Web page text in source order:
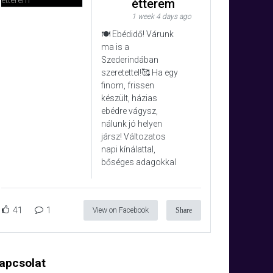
étterem
1 week 4 days ago
🍽️ Ebédidő! Várunk
ma is a
Szederindában
szeretettel!🥰 Ha egy
finom, frissen
készült, házias
ebédre vágysz,
nálunk jó helyen
jársz! Változatos
napi kínálattal,
bőséges adagokkal
41 1 View on Facebook Share